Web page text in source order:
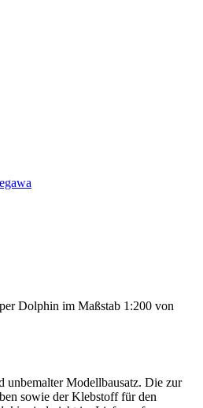
Dolphin im Maßstab 1:200 von
unbemalter Modellbausatz. Die zur
sowie der Klebstoff für den